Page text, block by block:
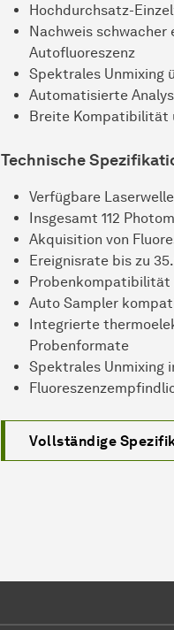
Hochdurchsatz-
Nachweis schwacher
Autofluoreszenz
Spektrales Unmixing
Automatisierte
Breite Kompatibilität
Technische
Verfügbare
Insgesamt 112
Akquisition von
Ereignisrate bis zu
Probenkompatibilität
Auto Sampler
Integrierte
Probenformate
Spektrales Unmixing
Vollständige